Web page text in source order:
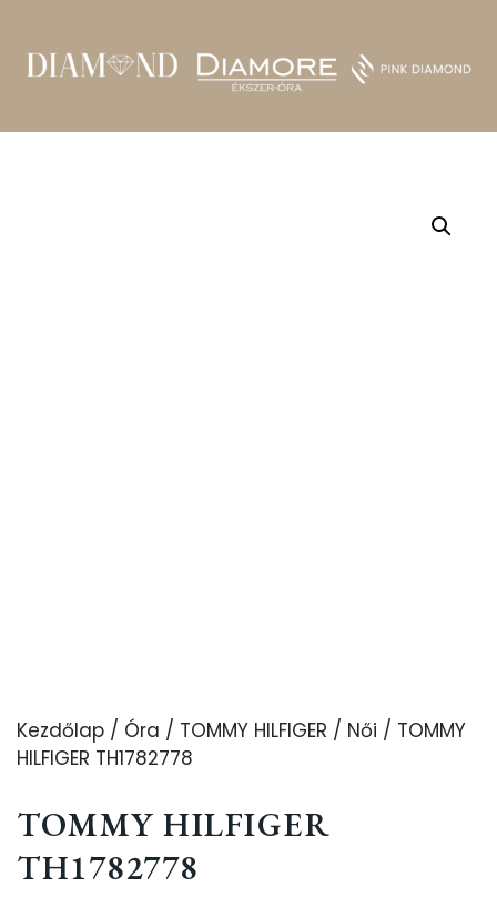
Kezdőlap / Óra / TOMMY HILFIGER / Női / TOMMY
HILFIGER TH1782778
TOMMY HILFIGER
TH1782778